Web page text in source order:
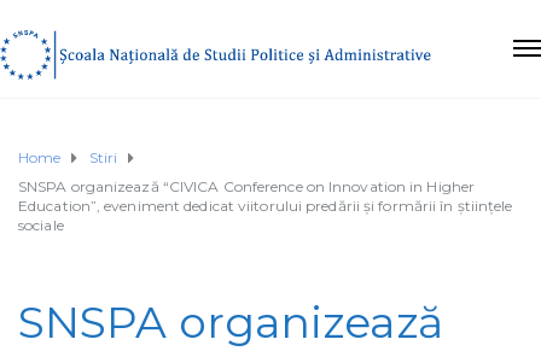
Home
Stiri
SNSPA organizează “CIVICA Conference on Innovation in Higher
Education”, eveniment dedicat viitorului predării și formării în științele
sociale
SNSPA organizează